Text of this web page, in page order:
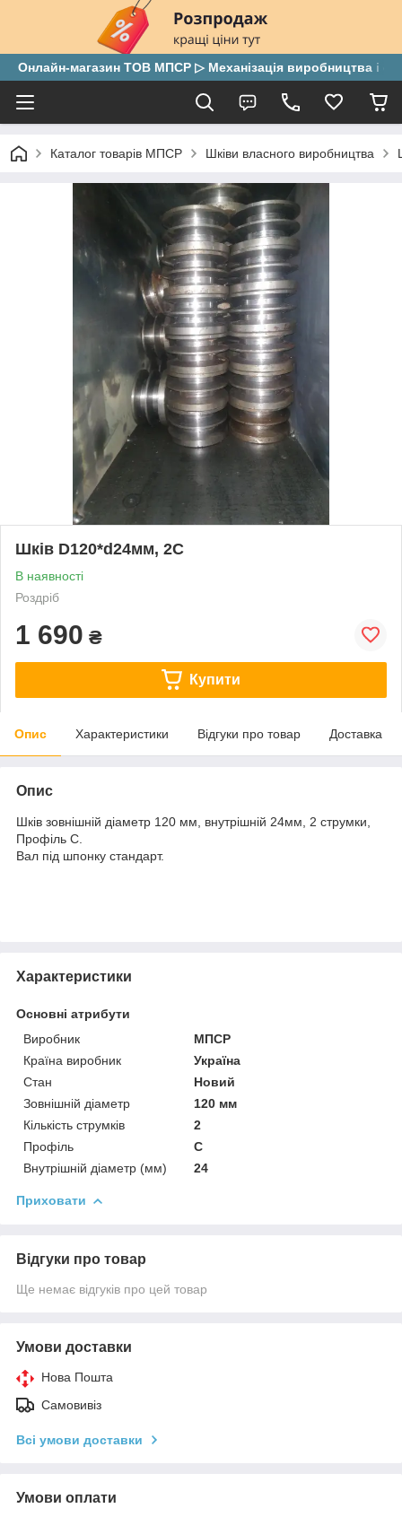
Онлайн-магазин ТОВ МПСР ▷ Механізація виробництва і
Каталог товарів МПСР Шківи власного виробництва
Шків D120*d24мм, 2С
В наявності
Роздріб
1 690 ₴
Купити
Опис Характеристики Відгуки про товар Доставка
Опис
Шків зовнішній діаметр 120 мм, внутрішній 24мм, 2 струмки,
Профіль С.
Вал під шпонку стандарт.
Характеристики
Основні атрибути
Виробник
МПСР
Країна виробник
Україна
Стан
Новий
Зовнішній діаметр
120 мм
Кількість струмків
2
Профіль
С
Внутрішній діаметр (мм)
24
Приховати
Відгуки про товар
Ще немає відгуків про цей товар
Умови доставки
Нова Пошта
Самовивіз
Всі умови доставки
Умови оплати